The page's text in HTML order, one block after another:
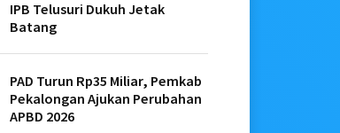
IPB Telusuri Dukuh Jetak
Batang
PAD Turun Rp35 Miliar, Pemkab
Pekalongan Ajukan Perubahan
APBD 2026